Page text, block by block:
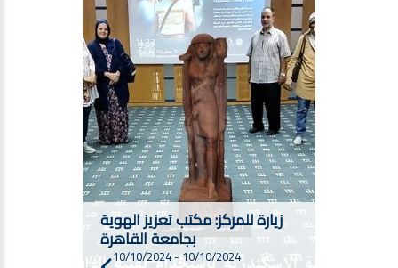
زيارة للمركز: مكتب تعزيز الهوية
بجامعة القاهرة
10/10/2024
-
10/10/2024